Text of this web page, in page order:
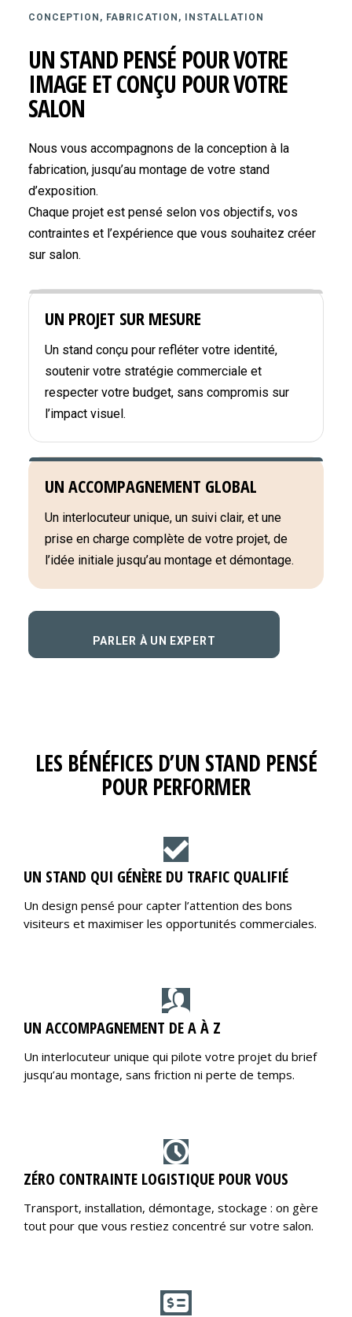
CONCEPTION, FABRICATION, INSTALLATION
UN STAND PENSÉ POUR VOTRE
IMAGE ET CONÇU POUR VOTRE
SALON
Nous vous accompagnons de la conception à la
fabrication, jusqu’au montage de votre stand
d’exposition.
Chaque projet est pensé selon vos objectifs, vos
contraintes et l’expérience que vous souhaitez créer
sur salon.
UN PROJET SUR MESURE
Un stand conçu pour refléter votre identité,
soutenir votre stratégie commerciale et
respecter votre budget, sans compromis sur
l’impact visuel.
UN ACCOMPAGNEMENT GLOBAL
Un interlocuteur unique, un suivi clair, et une
prise en charge complète de votre projet, de
l’idée initiale jusqu’au montage et démontage.
PARLER À UN EXPERT
LES BÉNÉFICES D’UN STAND PENSÉ
POUR PERFORMER
UN STAND QUI GÉNÈRE DU TRAFIC QUALIFIÉ
Un design pensé pour capter l’attention des bons
visiteurs et maximiser les opportunités commerciales.
UN ACCOMPAGNEMENT DE A À Z
Un interlocuteur unique qui pilote votre projet du brief
jusqu’au montage, sans friction ni perte de temps.
ZÉRO CONTRAINTE LOGISTIQUE POUR VOUS
Transport, installation, démontage, stockage : on gère
tout pour que vous restiez concentré sur votre salon.